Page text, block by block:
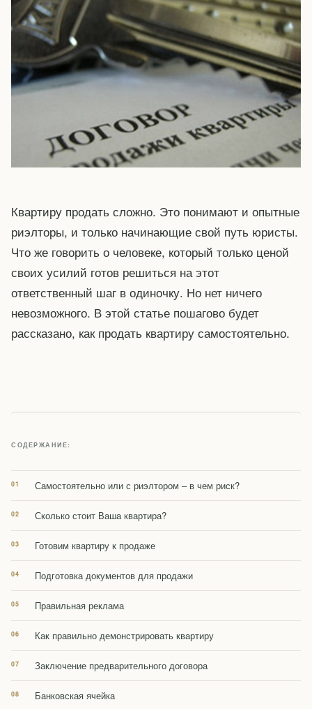
Квартиру продать сложно. Это понимают и опытные
риэлторы, и только начинающие свой путь юристы.
Что же говорить о человеке, который только ценой
своих усилий готов решиться на этот
ответственный шаг в одиночку. Но нет ничего
невозможного. В этой статье пошагово будет
рассказано, как продать квартиру самостоятельно.
СОДЕРЖАНИЕ:
Самостоятельно или с риэлтором – в чем риск?
Сколько стоит Ваша квартира?
Готовим квартиру к продаже
Подготовка документов для продажи
Правильная реклама
Как правильно демонстрировать квартиру
Заключение предварительного договора
Банковская ячейка